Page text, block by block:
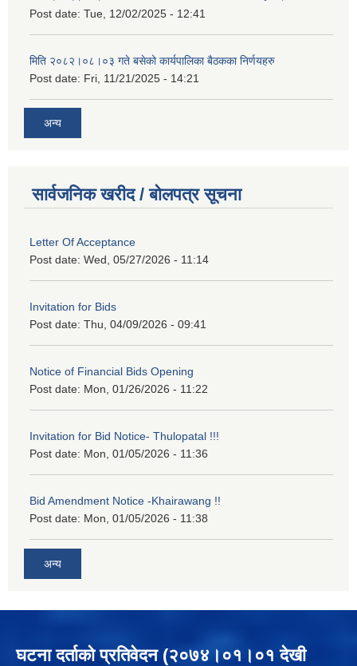
Post date: Tue, 12/02/2025 - 12:41
मिति २०८२।०८।०३ गते बसेको कार्यपालिका बैठकका निर्णयहरु
Post date: Fri, 11/21/2025 - 14:21
अन्य
सार्वजनिक खरीद / बोलपत्र सूचना
Letter Of Acceptance
Post date: Wed, 05/27/2026 - 11:14
Invitation for Bids
Post date: Thu, 04/09/2026 - 09:41
Notice of Financial Bids Opening
Post date: Mon, 01/26/2026 - 11:22
Invitation for Bid Notice- Thulopatal !!!
Post date: Mon, 01/05/2026 - 11:36
Bid Amendment Notice -Khairawang !!
Post date: Mon, 01/05/2026 - 11:38
अन्य
घटना दर्ताको प्रतिवेदन (२०७४।०१।०१ देखी